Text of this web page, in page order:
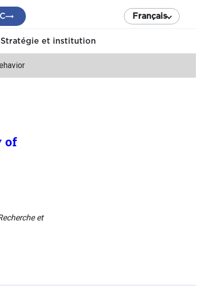
Français
Stratégie et institution
of
et